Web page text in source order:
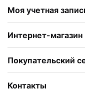
Моя учетная
Интернет-магазин
Покупательский
Контакты